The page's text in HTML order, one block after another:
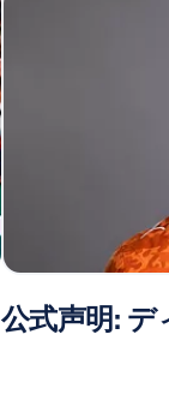
公式声明: